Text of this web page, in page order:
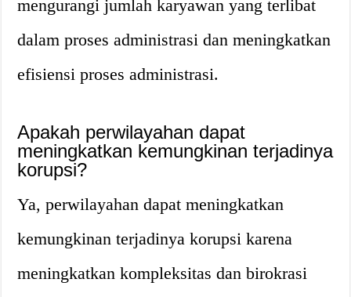
mengurangi jumlah karyawan yang terlibat
dalam proses administrasi dan meningkatkan
efisiensi proses administrasi.
Apakah perwilayahan dapat
meningkatkan kemungkinan terjadinya
korupsi?
Ya, perwilayahan dapat meningkatkan
kemungkinan terjadinya korupsi karena
meningkatkan kompleksitas dan birokrasi